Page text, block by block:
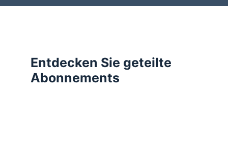
Entdecken Sie geteilte
Abonnements